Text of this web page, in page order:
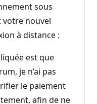
sous
nouvel
à distance :
est que
je n’ai pas
le paiement
afin de ne